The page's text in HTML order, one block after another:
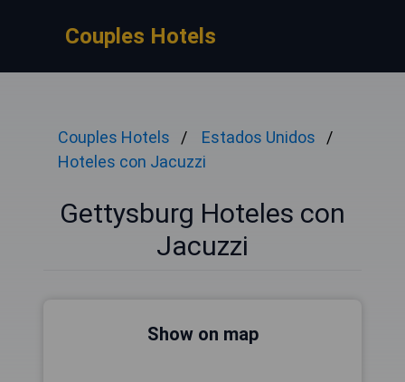
Couples Hotels
Couples Hotels
Estados Unidos
Hoteles con Jacuzzi
Gettysburg Hoteles con
Jacuzzi
Show on map